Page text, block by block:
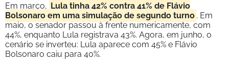
Em março, Lula tinha 42% contra 41% de Flávio
Bolsonaro em uma simulação de segundo turno . Em
maio, o senador passou à frente numericamente, com
44%, enquanto Lula registrava 43%. Agora, em junho, o
cenário se inverteu: Lula aparece com 45% e Flávio
Bolsonaro caiu para 40%.